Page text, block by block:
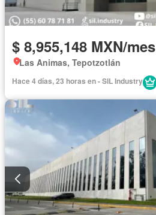
$ 8,955,148 MXN/mes
Las Animas, Tepotzotlán
Hace 4 días, 23 horas en - SIL Industry